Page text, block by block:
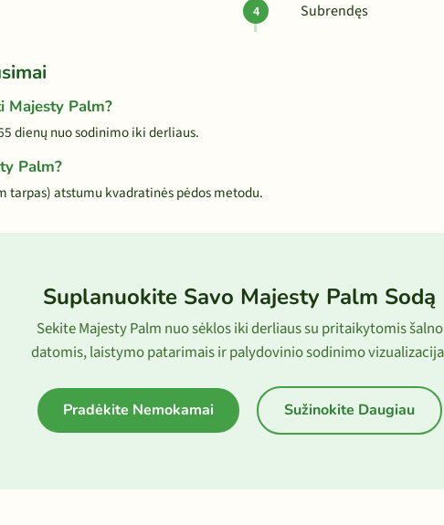
Subrendęs
Majesty Palm?
dienų nuo sodinimo iki derliaus.
Palm?
tarpas) atstumu kvadratinės pėdos metodu.
Suplanuokite Savo Majesty Palm Sodą
Sekite Majesty Palm nuo sėklos iki derliaus su pritaikytomis šalno
datomis, laistymo patarimais ir palydovinio sodinimo
Pradėkite Nemokamai Sužinokite Daugiau